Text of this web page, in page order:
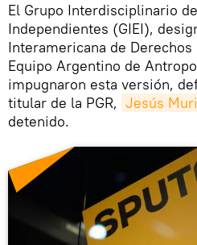
El Grupo Interdisciplinario
Independientes (GIEI),
Interamericana de
Equipo Argentino de
impugnaron esta versión,
titular de la PGR, Jesús
detenido.